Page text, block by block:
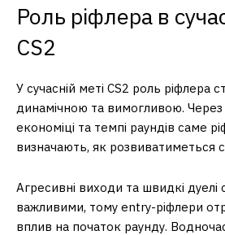
Роль ріфлера в
CS2
У сучасній меті CS2 роль ріфлера
динамічною та вимогливою. Через
економіці та темпі раундів саме
визначають, як розвиватиметься
Агресивні виходи та швидкі дуелі
важливими, тому entry-ріфлери
вплив на початок раунду.